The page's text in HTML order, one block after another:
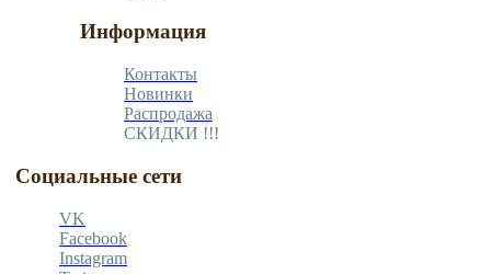
Информация
Контакты
Новинки
Распродажа
СКИДКИ !!!
Социальные сети
VK
Facebook
Instagram